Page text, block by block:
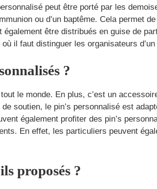
peut être porté par les
ou d’un baptême. Cela permet
être distribués en guise de
il faut distinguer les organisateurs
?
le monde. En plus, c’est un
soutien, le pin’s personnalisé est
également profiter des pin’s
En effet, les particuliers peuvent
proposés ?